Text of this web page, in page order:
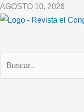
Ir
al
AGOSTO 10, 2026